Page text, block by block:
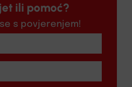
ili pomoć?
s povjerenjem!